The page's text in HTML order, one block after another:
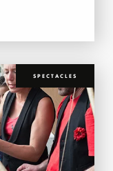
SPECTACLES